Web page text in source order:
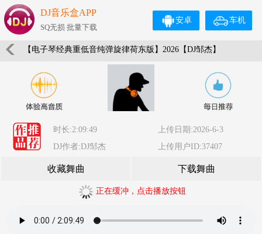
DJ音乐盒APP
SQ无损 批量下载
车机
安卓
【电子琴经典重低音纯弹旋律荷东版】2026【DJ邹杰】
时长:2:09:49
上传日期:2026-6-3
DJ作者:DJ邹杰
上传用户ID:37407
收藏舞曲 下载舞曲
正在缓冲，点击播放按钮